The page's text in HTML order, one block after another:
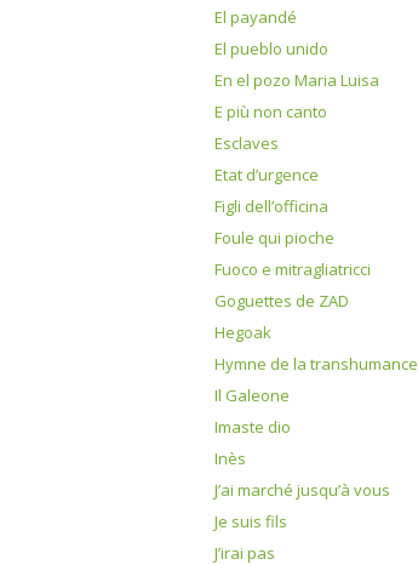
El payandé
El pueblo unido
En el pozo Maria Luisa
E più non canto
Esclaves
Etat d’urgence
Figli dell’officina
Foule qui pioche
Fuoco e mitragliatricci
Goguettes de ZAD
Hegoak
Hymne de la transhumance
Il Galeone
Imaste dio
Inès
J’ai marché jusqu’à vous
Je suis fils
J’irai pas